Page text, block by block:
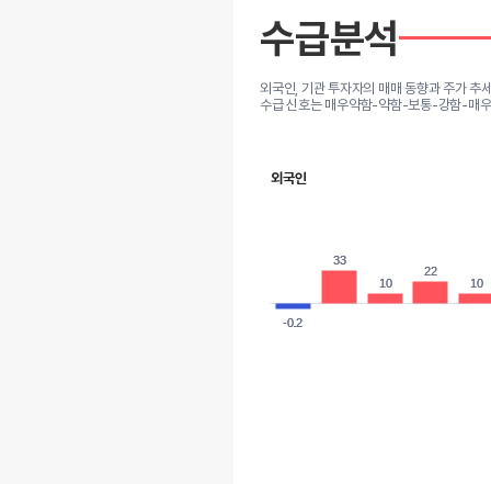
수급분석
외국인, 기관 투자자의 매매 동향과 주가 추
수급 신호는 매우약함-약함-보통-강함-매
외국인
-0.2
-0.2
33
33
10
10
22
22
10
10